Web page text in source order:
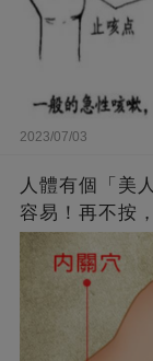
2023/07/03
人體有個「美
容易！再不按